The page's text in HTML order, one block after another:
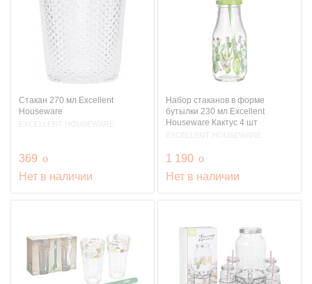
Стакан 270 мл Excellent
Houseware
EXCELLENT HOUSEWARE
369 руб.
o
Нет в наличии
Набор стаканов в форме
бутылки 230 мл Excellent
Houseware Кактус 4 шт
EXCELLENT HOUSEWARE
1 190 руб.
o
Нет в наличии